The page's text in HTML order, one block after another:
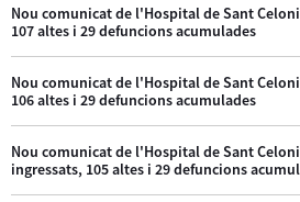
Nou comunicat de l'Hospital de Sant
107 altes i 29 defuncions acumulades
Nou comunicat de l'Hospital de Sant
106 altes i 29 defuncions acumulades
Nou comunicat de l'Hospital de Sant
ingressats, 105 altes i 29 defuncions